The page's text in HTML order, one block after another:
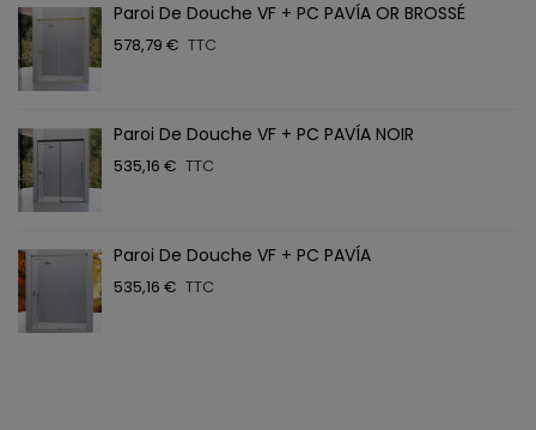
Paroi De Douche VF + PC PAVÍA OR BROSSÉ
578,79 € TTC
Paroi De Douche VF + PC PAVÍA NOIR
535,16 € TTC
Paroi De Douche VF + PC PAVÍA
535,16 € TTC